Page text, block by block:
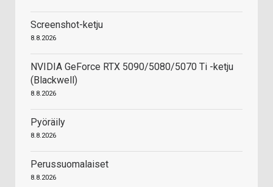
Screenshot-ketju
8.8.2026
NVIDIA GeForce RTX 5090/5080/5070 Ti -ketju
(Blackwell)
8.8.2026
Pyöräily
8.8.2026
Perussuomalaiset
8.8.2026